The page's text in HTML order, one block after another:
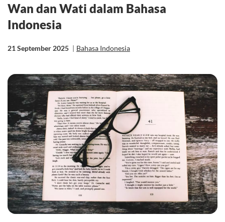
Wan dan Wati dalam Bahasa
Indonesia
21 September 2025 | Bahasa Indonesia